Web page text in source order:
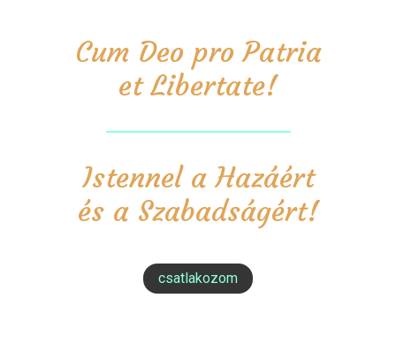
Cum Deo pro Patria
et Libertate!
Istennel a Hazáért
és a Szabadságért!
csatlakozom